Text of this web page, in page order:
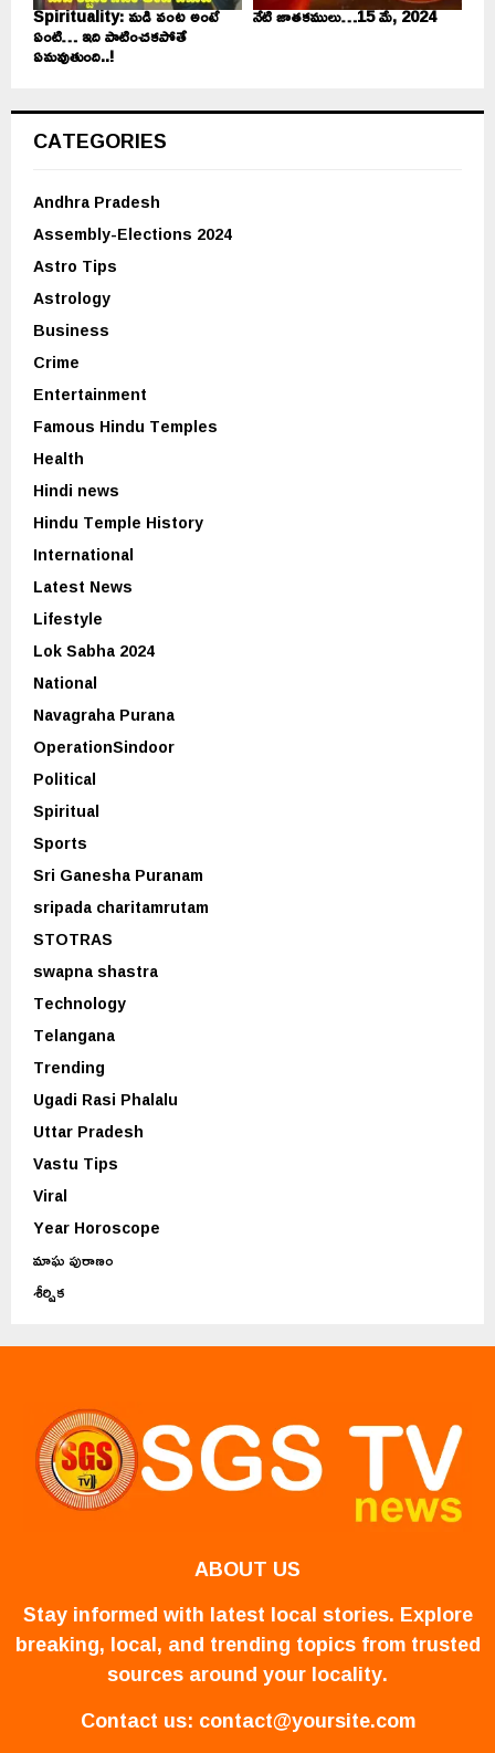
Spirituality: మడి వంట అంటే
ఏంటి… ఇది పాటించకపోతే
ఏమవుతుంది..!
నేటి జాతకములు…15 మే, 2024
CATEGORIES
Andhra Pradesh
Assembly-Elections 2024
Astro Tips
Astrology
Business
Crime
Entertainment
Famous Hindu Temples
Health
Hindi news
Hindu Temple History
International
Latest News
Lifestyle
Lok Sabha 2024
National
Navagraha Purana
OperationSindoor
Political
Spiritual
Sports
Sri Ganesha Puranam
sripada charitamrutam
STOTRAS
swapna shastra
Technology
Telangana
Trending
Ugadi Rasi Phalalu
Uttar Pradesh
Vastu Tips
Viral
Year Horoscope
మాఘ పురాణం
శీర్షిక
ABOUT US
Stay informed with latest local stories. Explore
breaking, local, and trending topics from trusted
sources around your locality.
Contact us: contact@yoursite.com